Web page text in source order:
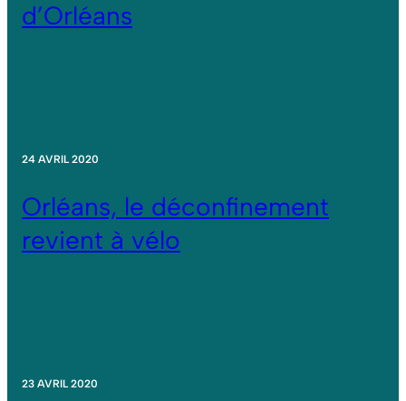
d’Orléans
24 AVRIL 2020
Orléans, le déconfinement
revient à vélo
23 AVRIL 2020